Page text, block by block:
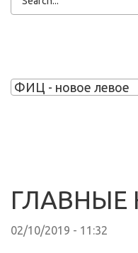
ФОРМА
ГЛАВНЫЕ
02/10/2019 - 11:32